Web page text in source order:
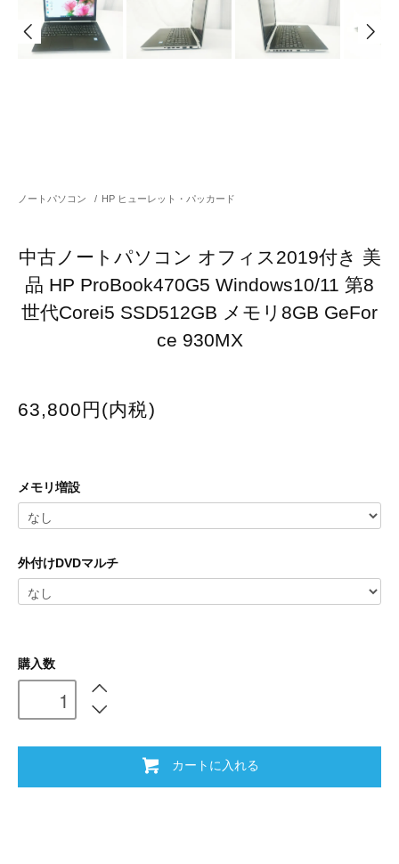
ノートパソコン / HP ヒューレット・パッカード
中古ノートパソコン オフィス2019付き 美
品 HP ProBook470G5 Windows10/11 第8
世代Corei5 SSD512GB メモリ8GB GeFor
ce 930MX
63,800円(内税)
メモリ増設
外付けDVDマルチ
購入数
カートに入れる